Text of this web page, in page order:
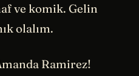
ve komik. Gelin
olalım.
Ramirez!